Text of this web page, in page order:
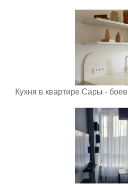
Кухня в квартире Сары -